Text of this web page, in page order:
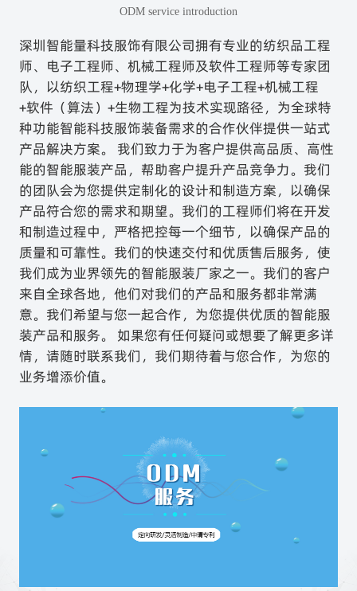
ODM service introduction
深圳智能量科技服饰有限公司拥有专业的纺织品工程
师、电子工程师、机械工程师及软件工程师等专家团
队，以纺织工程+物理学+化学+电子工程+机械工程
+软件（算法）+生物工程为技术实现路径，为全球特
种功能智能科技服饰装备需求的合作伙伴提供一站式
产品解决方案。 我们致力于为客户提供高品质、高性
能的智能服装产品，帮助客户提升产品竞争力。我们
的团队会为您提供定制化的设计和制造方案，以确保
产品符合您的需求和期望。我们的工程师们将在开发
和制造过程中，严格把控每一个细节，以确保产品的
质量和可靠性。我们的快速交付和优质售后服务，使
我们成为业界领先的智能服装厂家之一。我们的客户
来自全球各地，他们对我们的产品和服务都非常满
意。我们希望与您一起合作，为您提供优质的智能服
装产品和服务。 如果您有任何疑问或想要了解更多详
情，请随时联系我们，我们期待着与您合作，为您的
业务增添价值。